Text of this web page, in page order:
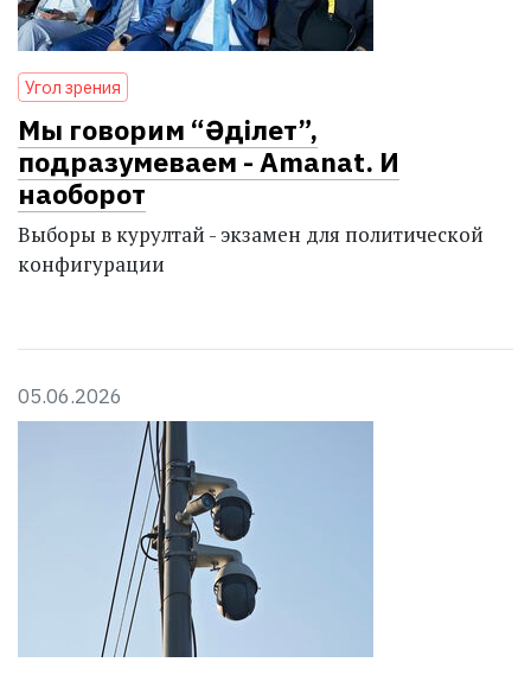
Угол зрения
Мы говорим “Әділет”,
подразумеваем - Amanat. И
наоборот
Выборы в курултай - экзамен для политической
конфигурации
05.06.2026